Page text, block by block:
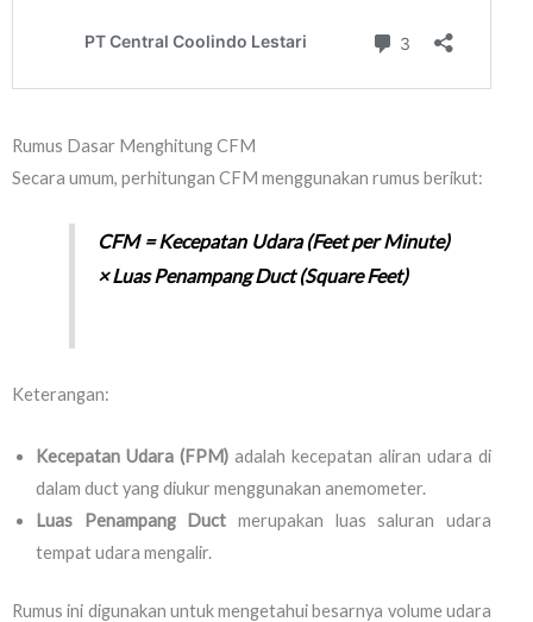
Rumus Dasar Menghitung CFM
Secara umum, perhitungan CFM menggunakan rumus berikut:
CFM = Kecepatan Udara (Feet per Minute)
× Luas Penampang Duct (Square Feet)
Keterangan:
Kecepatan Udara (FPM) adalah kecepatan aliran udara di
dalam duct yang diukur menggunakan anemometer.
Luas Penampang Duct merupakan luas saluran udara
tempat udara mengalir.
Rumus ini digunakan untuk mengetahui besarnya volume udara